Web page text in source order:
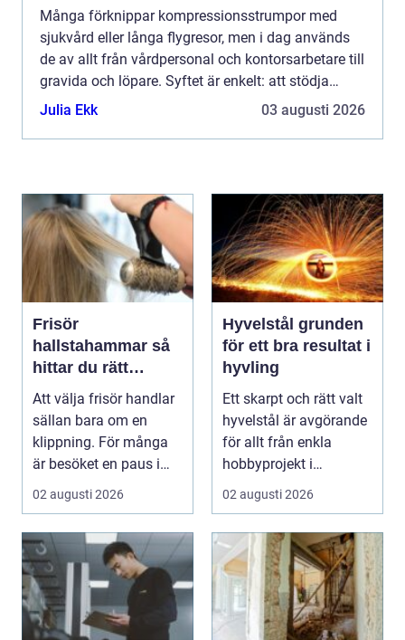
Många förknippar kompressionsstrumpor med
sjukvård eller långa flygresor, men i dag används
de av allt från vårdpersonal och kontorsarbetare till
gravida och löpare. Syftet är enkelt: att stödja
blodcirkulationen i benen, minska svullnad och
Julia Ekk 03 augusti 2026
Frisör
hallstahammar så
hittar du rätt
salong för stil,
kvalitet och känsla
Att välja frisör handlar
sällan bara om en
klippning. För många
är besöket en paus i
vardagen, ett s...
02 augusti 2026
Hyvelstål grunden
för ett bra resultat i
hyvling
Ett skarpt och rätt valt
hyvelstål är avgörande
för allt från enkla
hobbyprojekt i
verkstaden till k...
02 augusti 2026